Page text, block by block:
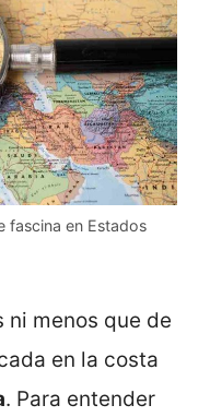
fascina en Estados
ni menos que de
en la costa
. Para entender